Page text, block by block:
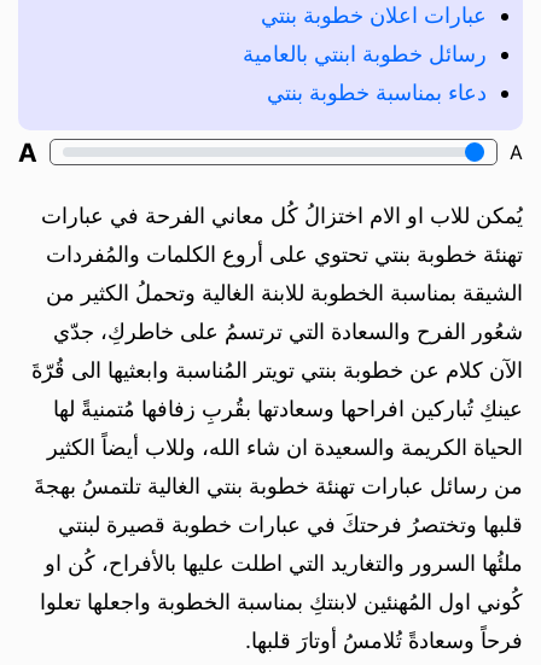
عبارات اعلان خطوبة بنتي
رسائل خطوبة ابنتي بالعامية
دعاء بمناسبة خطوبة بنتي
A
A
يُمكن للاب او الام اختزالُ كُل معاني الفرحة في عبارات
تهنئة خطوبة بنتي تحتوي على أروع الكلمات والمُفردات
الشيقة بمناسبة الخطوبة للابنة الغالية وتحملُ الكثير من
شعُور الفرح والسعادة التي ترتسمُ على خاطركِ، جدّي
الآن كلام عن خطوبة بنتي تويتر المُناسبة وابعثيها الى قُرّةَ
عينكِ تُباركين افراحها وسعادتها بقُربِ زفافها مُتمنيةً لها
الحياة الكريمة والسعيدة ان شاء الله، وللاب أيضاً الكثير
من رسائل عبارات تهنئة خطوبة بنتي الغالية تلتمسُ بهجةَ
قلبها وتختصرُ فرحتكَ في عبارات خطوبة قصيرة لبنتي
ملئُها السرور والتغاريد التي اطلت عليها بالأفراح، كُن او
كُوني اول المُهنئين لابنتكِ بمناسبة الخطوبة واجعلها تعلوا
فرحاً وسعادةً تُلامسُ أوتارَ قلبها.